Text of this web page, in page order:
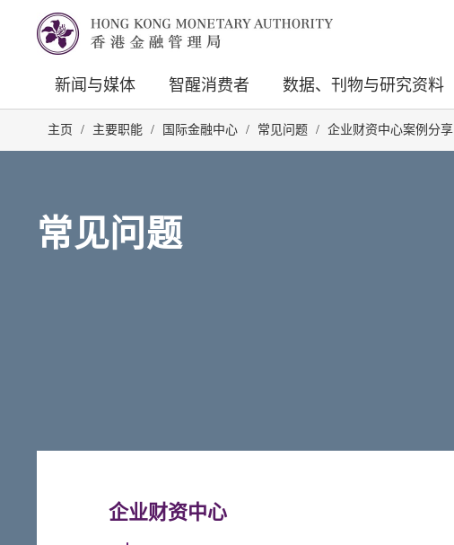
新闻与媒体 智醒消费者 数据、刊物与研究资料
主页 / 主要职能 / 国际金融中心 / 常见问题 / 企业财资中心案例分享
常见问题
企业财资中心